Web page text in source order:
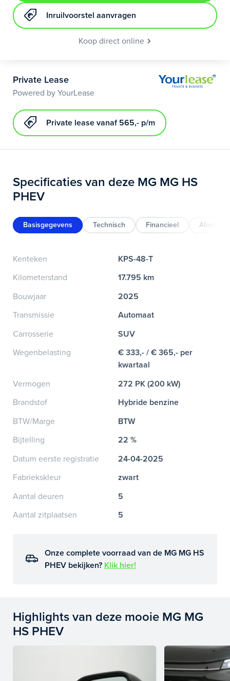
Inruilvoorstel aanvragen
Koop direct online
Private Lease
Powered by YourLease
Private lease vanaf 565,- p/m
Specificaties van deze MG MG HS
PHEV
Basisgegevens Technisch Financieel
Kenteken
KPS-48-T
Kilometerstand
17.795 km
Bouwjaar
2025
Transmissie
Automaat
Carrosserie
SUV
Wegenbelasting
€ 333,- / € 365,- per
kwartaal
Vermogen
272 PK (200 kW)
Brandstof
Hybride benzine
BTW/Marge
BTW
Bijtelling
22 %
Datum eerste registratie
24-04-2025
Fabriekskleur
zwart
Aantal deuren
5
Aantal zitplaatsen
5
Onze complete voorraad van de MG MG HS
PHEV bekijken? Klik hier!
Highlights van deze mooie MG MG
HS PHEV